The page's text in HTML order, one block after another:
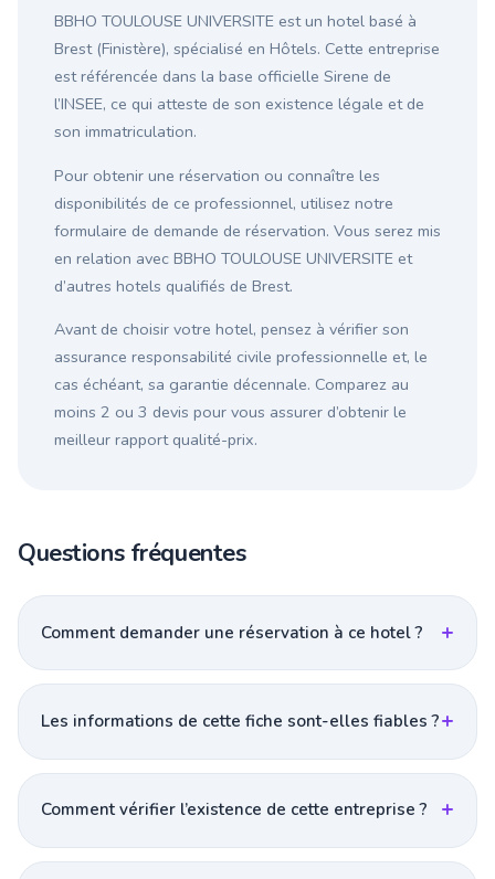
BBHO TOULOUSE UNIVERSITE est un hotel basé à
Brest (Finistère), spécialisé en Hôtels. Cette entreprise
est référencée dans la base officielle Sirene de
l’INSEE, ce qui atteste de son existence légale et de
son immatriculation.
Pour obtenir une réservation ou connaître les
disponibilités de ce professionnel, utilisez notre
formulaire de demande de réservation. Vous serez mis
en relation avec BBHO TOULOUSE UNIVERSITE et
d’autres hotels qualifiés de Brest.
Avant de choisir votre hotel, pensez à vérifier son
assurance responsabilité civile professionnelle et, le
cas échéant, sa garantie décennale. Comparez au
moins 2 ou 3 devis pour vous assurer d’obtenir le
meilleur rapport qualité-prix.
Questions fréquentes
Comment demander une réservation à ce hotel ?
Les informations de cette fiche sont-elles fiables ?
Comment vérifier l’existence de cette entreprise ?